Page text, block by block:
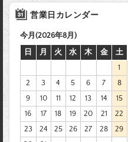
営業日カレンダー
今月(2026年8月)
日
月 火 水 木 金
土
1
2
3 4 5 6 7
8
9
10 11 12 13 14
15
16
17 18 19 20 21
22
23
24 25 26 27 28
29